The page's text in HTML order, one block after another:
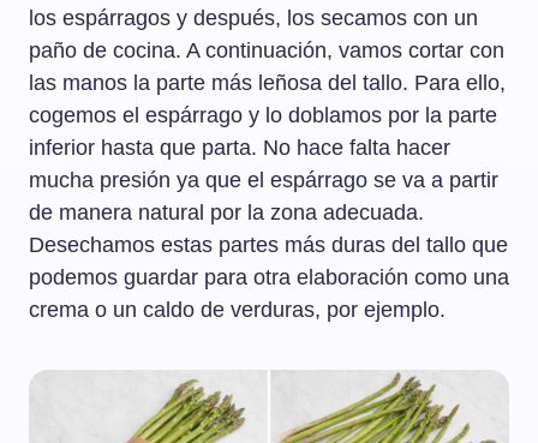
los espárragos y después, los secamos con un
paño de cocina. A continuación, vamos cortar con
las manos la parte más leñosa del tallo. Para ello,
cogemos el espárrago y lo doblamos por la parte
inferior hasta que parta. No hace falta hacer
mucha presión ya que el espárrago se va a partir
de manera natural por la zona adecuada.
Desechamos estas partes más duras del tallo que
podemos guardar para otra elaboración como una
crema o un caldo de verduras, por ejemplo.